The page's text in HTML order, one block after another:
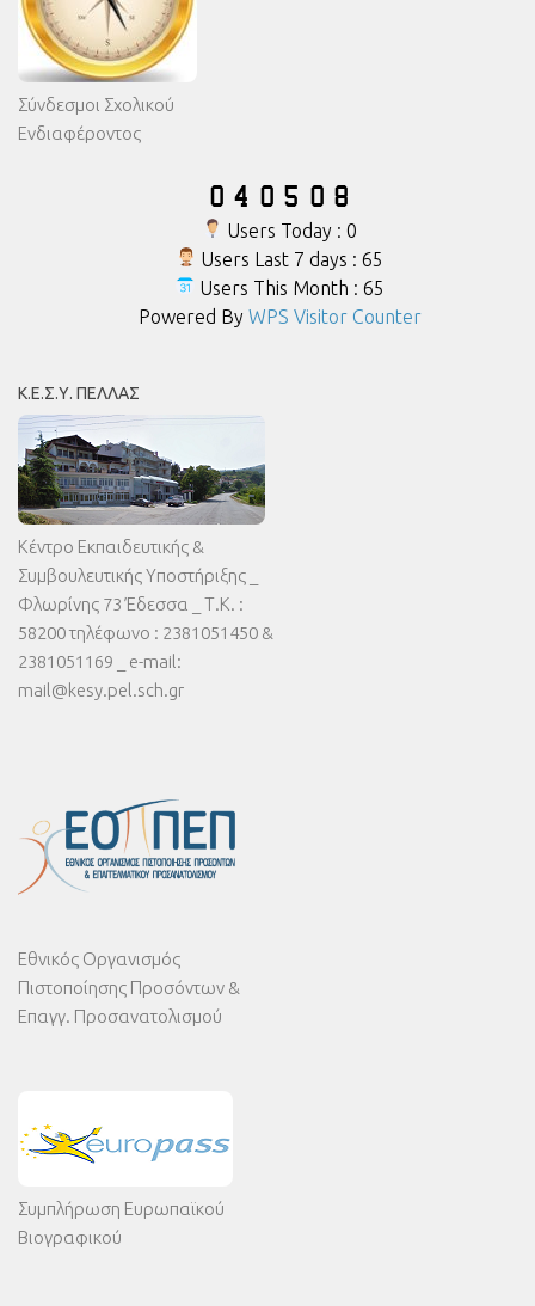
Σύνδεσμοι Σχολικού
Ενδιαφέροντος
Users Today : 0
Users Last 7 days : 65
Users This Month : 65
Powered By WPS Visitor Counter
Κ.Ε.Σ.Υ. ΠΈΛΛΑΣ
Κέντρο Εκπαιδευτικής &
Συμβουλευτικής Υποστήριξης _
Φλωρίνης 73 Έδεσσα _ Τ.Κ. :
58200 τηλέφωνο : 2381051450 &
2381051169 _ e-mail:
mail@kesy.pel.sch.gr
Εθνικός Οργανισμός
Πιστοποίησης Προσόντων &
Επαγγ. Προσανατολισμού
Συμπλήρωση Ευρωπαϊκού
Βιογραφικού